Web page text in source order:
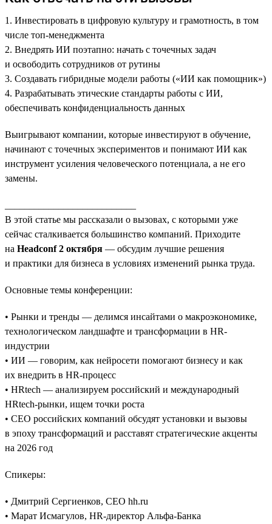
1. Инвестировать в цифровую культуру и грамотность, в том
числе топ-менеджмента
2. Внедрять ИИ поэтапно: начать с точечных задач
и освободить сотрудников от рутины
3. Создавать гибридные модели работы («ИИ как помощник»)
4. Разрабатывать этические стандарты работы с ИИ,
обеспечивать конфиденциальность данных
Выигрывают компании, которые инвестируют в обучение,
начинают с точечных экспериментов и понимают ИИ как
инструмент усиления человеческого потенциала, а не его
замены.
В этой статье мы рассказали о вызовах, с которыми уже
сейчас сталкивается большинство компаний. Приходите
на Headconf 2 октября — обсудим лучшие решения
и практики для бизнеса в условиях изменений рынка труда.
Основные темы конференции:
• Рынки и тренды — делимся инсайтами о макроэкономике,
технологическом ландшафте и трансформации в HR-
индустрии
• ИИ — говорим, как нейросети помогают бизнесу и как
их внедрить в HR-процесс
• HRtech — анализируем российский и международный
HRtech-рынки, ищем точки роста
• CEO российских компаний обсудят установки и вызовы
в эпоху трансформаций и расставят стратегические акценты
на 2026 год
Спикеры:
• Дмитрий Сергиенков, CEO hh.ru
• Марат Исмагулов, HR-директор Альфа-Банка